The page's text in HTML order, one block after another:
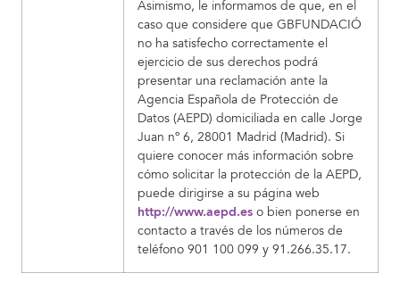
Asimismo, le informamos de que, en el
caso que considere que GBFUNDACIÓ
no ha satisfecho correctamente el
ejercicio de sus derechos podrá
presentar una reclamación ante la
Agencia Española de Protección de
Datos (AEPD) domiciliada en calle Jorge
Juan nº 6, 28001 Madrid (Madrid). Si
quiere conocer más información sobre
cómo solicitar la protección de la AEPD,
puede dirigirse a su página web
http://www.aepd.es o bien ponerse en
contacto a través de los números de
teléfono 901 100 099 y 91.266.35.17.